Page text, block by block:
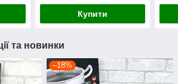
Купити
та новинки
–18%